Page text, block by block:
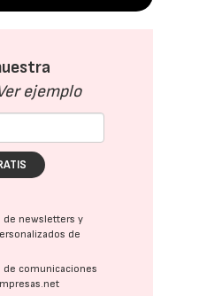
ejemplo
de newsletters y
de
comunicaciones